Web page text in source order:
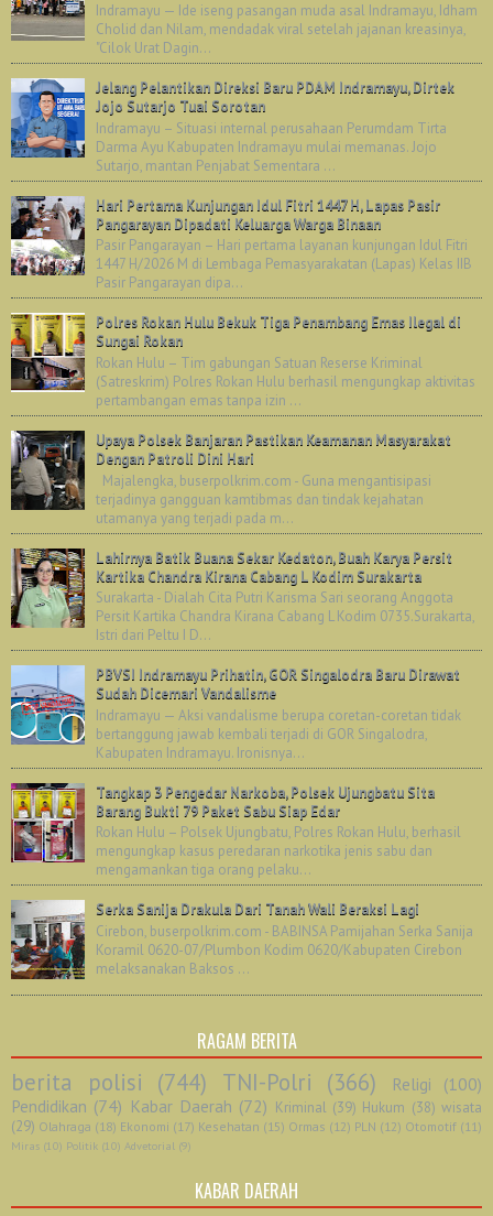
Indramayu — Ide iseng pasangan muda asal Indramayu, Idham
Cholid dan Nilam, mendadak viral setelah jajanan kreasinya,
"Cilok Urat Dagin...
Jelang Pelantikan Direksi Baru PDAM Indramayu, Dirtek
Jojo Sutarjo Tuai Sorotan
Indramayu – Situasi internal perusahaan Perumdam Tirta
Darma Ayu Kabupaten Indramayu mulai memanas. Jojo
Sutarjo, mantan Penjabat Sementara ...
Hari Pertama Kunjungan Idul Fitri 1447 H, Lapas Pasir
Pangarayan Dipadati Keluarga Warga Binaan
Pasir Pangarayan – Hari pertama layanan kunjungan Idul Fitri
1447 H/2026 M di Lembaga Pemasyarakatan (Lapas) Kelas IIB
Pasir Pangarayan dipa...
Polres Rokan Hulu Bekuk Tiga Penambang Emas Ilegal di
Sungai Rokan
Rokan Hulu – Tim gabungan Satuan Reserse Kriminal
(Satreskrim) Polres Rokan Hulu berhasil mengungkap aktivitas
pertambangan emas tanpa izin ...
Upaya Polsek Banjaran Pastikan Keamanan Masyarakat
Dengan Patroli Dini Hari
Majalengka, buserpolkrim.com - Guna mengantisipasi
terjadinya gangguan kamtibmas dan tindak kejahatan
utamanya yang terjadi pada m...
Lahirnya Batik Buana Sekar Kedaton, Buah Karya Persit
Kartika Chandra Kirana Cabang L Kodim Surakarta
Surakarta - Dialah Cita Putri Karisma Sari seorang Anggota
Persit Kartika Chandra Kirana Cabang L Kodim 0735.Surakarta,
Istri dari Peltu I D...
PBVSI Indramayu Prihatin, GOR Singalodra Baru Dirawat
Sudah Dicemari Vandalisme
Indramayu — Aksi vandalisme berupa coretan-coretan tidak
bertanggung jawab kembali terjadi di GOR Singalodra,
Kabupaten Indramayu. Ironisnya...
Tangkap 3 Pengedar Narkoba, Polsek Ujungbatu Sita
Barang Bukti 79 Paket Sabu Siap Edar
Rokan Hulu – Polsek Ujungbatu, Polres Rokan Hulu, berhasil
mengungkap kasus peredaran narkotika jenis sabu dan
mengamankan tiga orang pelaku...
Serka Sanija Drakula Dari Tanah Wali Beraksi Lagi
Cirebon, buserpolkrim.com - BABINSA Pamijahan Serka Sanija
Koramil 0620-07/Plumbon Kodim 0620/Kabupaten Cirebon
melaksanakan Baksos ...
RAGAM BERITA
berita polisi (744) TNI-Polri (366) Religi
(100)
Pendidikan (74) Kabar Daerah (72) Kriminal (39) Hukum (38) wisata
(29) Olahraga (18) Ekonomi (17) Kesehatan (15) Ormas (12) PLN (12) Otomotif (11)
Miras (10) Politik (10) Advetorial (9)
KABAR DAERAH